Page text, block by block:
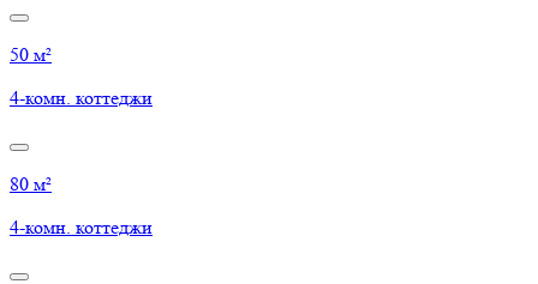
50 м²
4-комн. коттеджи
80 м²
4-комн. коттеджи